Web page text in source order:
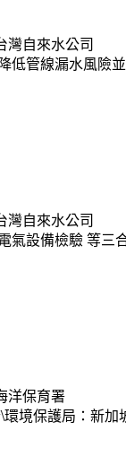
灣自來水公司
低管線漏水風險
灣自來水公司
氣設備檢驗 等三
洋保育署
境保護局：新